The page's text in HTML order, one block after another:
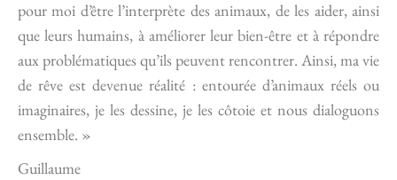
pour moi d’être l’interprète des animaux, de les aider, ainsi
que leurs humains, à améliorer leur bien-être et à répondre
aux problématiques qu’ils peuvent rencontrer. Ainsi, ma vie
de rêve est devenue réalité : entourée d’animaux réels ou
imaginaires, je les dessine, je les côtoie et nous dialoguons
ensemble. »
Guillaume